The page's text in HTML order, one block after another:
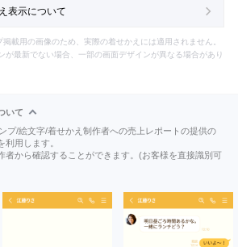
表示について
載用の画像のため、実際の着せかえには適用されません。
が最新でない場合、一部の画面デザインが異なる場合があり
いて
プ/絵文字/着せかえ制作者への売上レポートの提供の
利用します。
者から確認することができます。(お客様を直接識別可